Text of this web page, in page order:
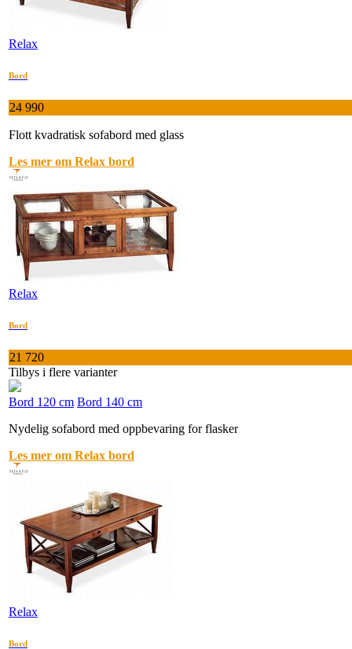
Relax
Bord
24 990
Flott kvadratisk sofabord med glass
Les mer om Relax bord
Relax
Bord
21 720
Tilbys i flere varianter
Bord 120 cm Bord 140 cm
Nydelig sofabord med oppbevaring for flasker
Les mer om Relax bord
Relax
Bord